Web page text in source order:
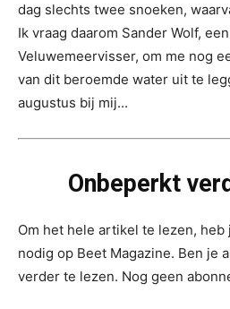
dag slechts twee snoeken,
Ik vraag daarom Sander Wolf,
Veluwemeervisser, om me nog
van dit beroemde water uit te
augustus bij mij...
Onbeperkt
Om het hele artikel te lezen,
nodig op Beet Magazine. Ben je
verder te lezen. Nog geen